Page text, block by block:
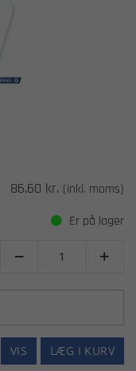
86,60 kr. (inkl. moms)
Er på lager
 
LÆG I KURV
VIS